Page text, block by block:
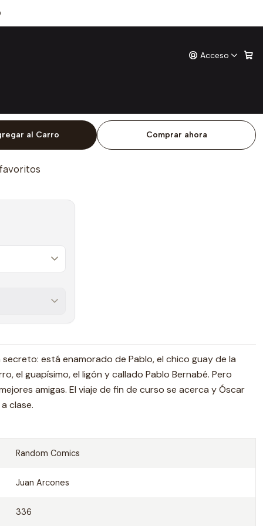
Acceso
Ti
al Carro Comprar ahora
está enamorado de Pablo, el chico guay de la
el guapísimo, el ligón y callado Pablo Bernabé. Pero
amigas. El viaje de fin de curso se acerca y Óscar
clase.
Random Comics
Juan Arcones
336